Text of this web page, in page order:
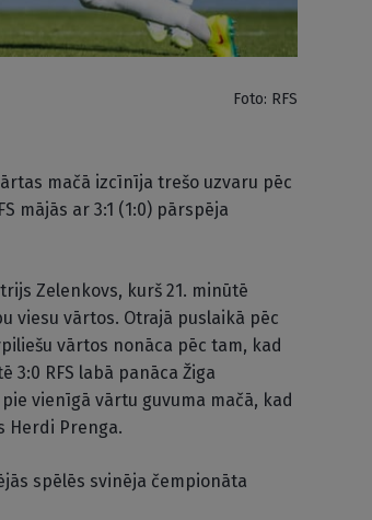
Foto: RFS
mačā izcīnīja trešo uzvaru pēc
mājās ar 3:1 (1:0) pārspēja
Zelenkovs, kurš 21. minūtē
viesu vārtos. Otrajā puslaikā pēc
vārtos nonāca pēc tam, kad
3:0 RFS labā panāca Žiga
vienīgā vārtu guvuma mačā, kad
Herdi Prenga.
spēlēs svinēja čempionāta